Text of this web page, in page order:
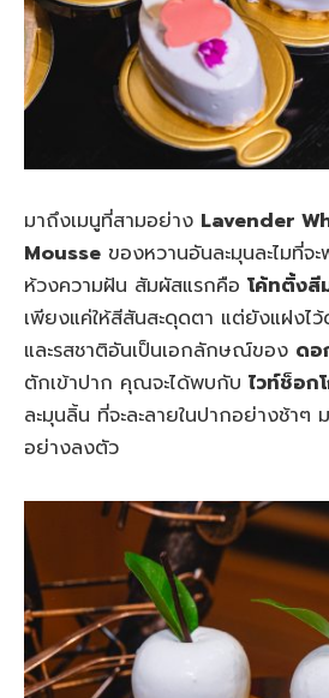
มาถึงเมนูที่สามอย่าง Lavender
Mousse ของหวานอันละมุนละไมที่จ
ห้วงความฝัน สัมผัสแรกคือ โค้ทติ้งสี
เพียงแค่ให้สีสันสะดุดตา แต่ยังแฝงไ
และรสชาติอันเป็นเอกลักษณ์ของ ดอ
ตักเข้าปาก คุณจะได้พบกับ ไวท์ช็อก
ละมุนลิ้น ที่จะละลายในปากอย่างช้าๆ
อย่างลงตัว